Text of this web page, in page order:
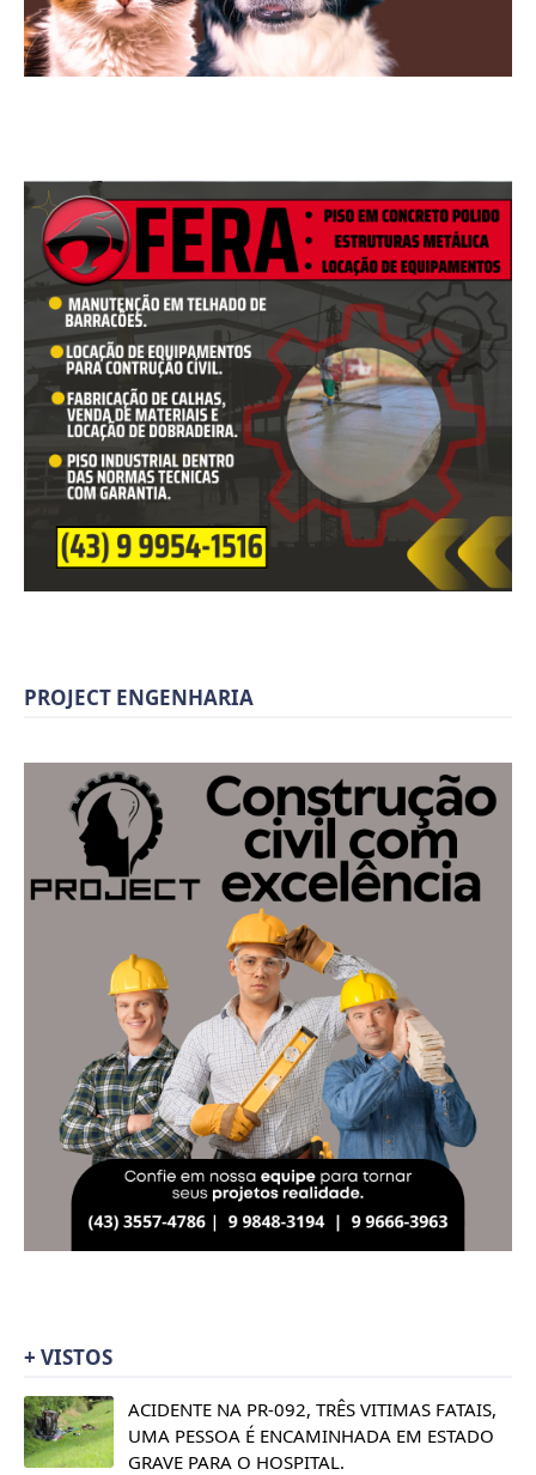
PROJECT ENGENHARIA
+ VISTOS
ACIDENTE NA PR-092, TRÊS VITIMAS FATAIS,
UMA PESSOA É ENCAMINHADA EM ESTADO
GRAVE PARA O HOSPITAL.